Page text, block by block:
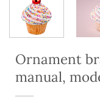
Ornament
manual,